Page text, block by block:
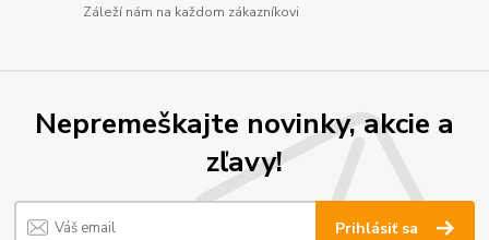
Záleží nám na každom zákazníkovi
Nepremeškajte novinky, akcie a
zľavy!
Prihlásiť sa